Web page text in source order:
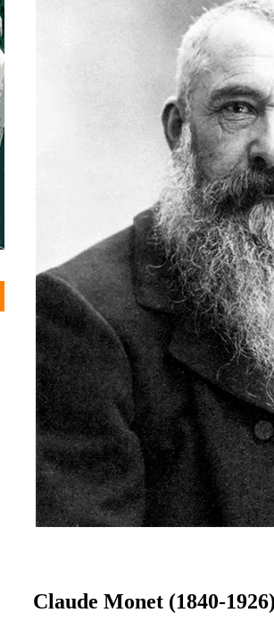
Claude Monet (1840-1926)